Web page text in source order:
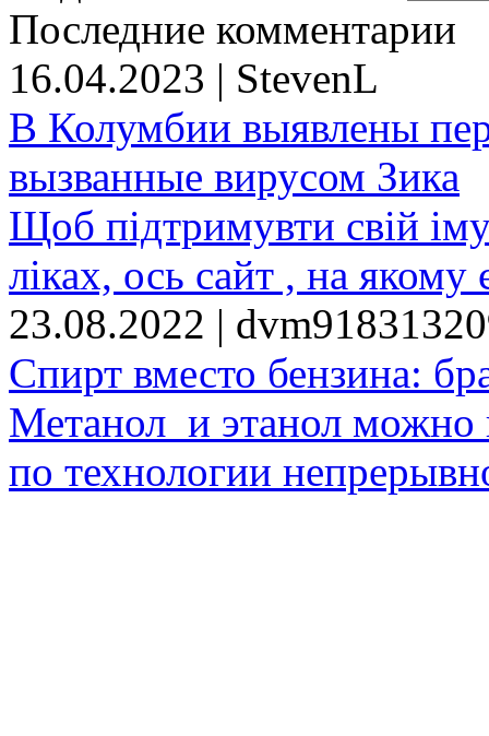
Последние комментарии
16.04.2023 | StevenL
В Колумбии выявлены
вызванные вирусом Зика
Щоб підтримувти свій
ліках, ось сайт , на якому
23.08.2022 |
Спирт вместо бензина:
Метанол и этанол можно
по технологии